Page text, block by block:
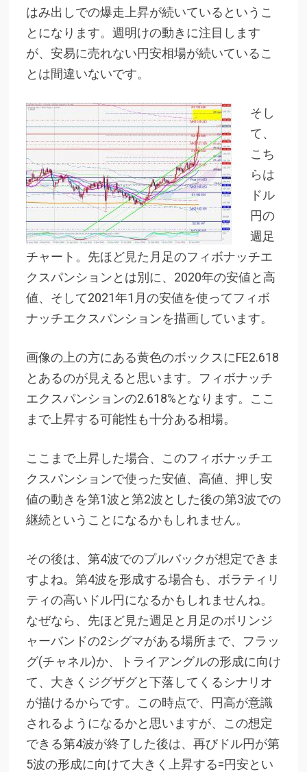
はみ出しでの爆走上昇が続いているというこ
とになります。週明けの動きに注目します
が、安易に売れない円安相場が続いているこ
とは間違いないです。
そし
て、
こち
らは
ドル
円の
週足
チャート。先ほど見た月足のフィボナッチエ
クスパンションとは別に、2020年の安値と高
値、そして2021年1月の安値を使ってフィボ
ナッチエクスパンションを描画しています。
画像の上の方にある黄色のボックスにFE2.618
とあるのが見えると思います。フィボナッチ
エクスパンションの2.618%となります。ここ
まで上昇する可能性も十分ある相場。
ここまで上昇した場合、このフィボナッチエ
クスパンションで使った安値、高値、押し安
値の動きを第1波と第2波とした後の第3波での
継続ということになるかもしれません。
その後は、第4波でのプルバックが想定できま
すよね。第4波を形成する場合も、ボラティリ
ティの高いドル円になるかもしれませんね。
なぜなら、先ほど見た週足と月足のボリンジ
ャーバンドの2シグマがある場所まで、フラッ
グ(チャネル)か、トライアングルの形成に向け
て、大きくジグザグと下落してくるシナリオ
が描けるからです。この時点で、円高が意識
されるようになるかと思いますが、この想定
できる第4波が終了した後は、再びドル円が第
5波の形成に向けて大きく上昇する=円安とい